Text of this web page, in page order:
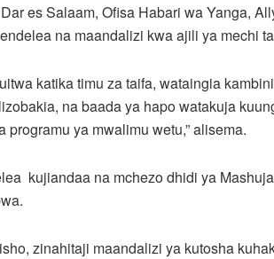
es Salaam, Ofisa Habari wa Yanga,
na maandalizi kwa ajili ya mechi
katika timu za taifa, wataingia
na baada ya hapo watakuja
ya mwalimu wetu,” alisema.
kujiandaa na mchezo dhidi ya
zinahitaji maandalizi ya kutosha